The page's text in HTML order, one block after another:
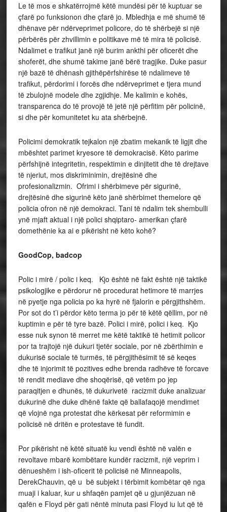
Le të mos e shkatërrojmë këtë mundësi për të kuptuar se
çfarë po funksionon dhe çfarë jo. Mbledhja e më shumë të
dhënave për ndërveprimet policore, do të shërbejë si një
përbërës për zhvillimin e politikave më të mira të policisë.
Ndalimet e trafikut janë një burim ankthi për oficerët dhe
shoferët, dhe shumë takime janë bërë tragjike. Duke pasur
një bazë të dhënash gjithëpërfshirëse të ndalimeve të
trafikut, përdorimi i forcës dhe ndërveprimet e tjera mund
të zbulojnë modele dhe zgjidhje. Me kalimin e kohës,
transparenca do të provojë të jetë një përfitim për policinë,
si dhe për komunitetet ku ata shërbejnë.
Policimi demokratik tejkalon një zbatim mekanik të ligjit dhe
mbështet parimet kryesore të demokracisë. Këto parime
përfshijnë integritetin, respektimin e dinjitetit dhe të drejtave
të njeriut, mos diskriminimin, drejtësinë dhe
profesionalizmin. Ofrimi i shërbimeve për sigurinë,
drejtësinë dhe sigurinë këto janë shërbimet themelore që
policia ofron në një demokraci. Tani të ndalim tek shembulli
ynë mjaft aktual i një polici shqiptaro- amerikan çfarë
domethënie ka ai e pikërisht në këto kohë?
GoodCop, badcop
Polic i mirë / polic i keq. Kjo është në fakt është një taktikë
psikologjike e përdorur në procedurat hetimore të marrjes
në pyetje nga policia po ka hyrë në fjalorin e përgjithshëm.
Por sot do t’i përdor këto terma jo për të këtë qëllim, por në
kuptimin e për të tyre bazë. Polici i mirë, polici i keq. Kjo
esse nuk synon të merret me këtë taktikë të hetimit policor
por ta trajtojë një dukuri tjetër sociale, por në zbërthimin e
dukurisë sociale të turmës, të përgjithësimit të së keqes
dhe të injorimit të pozitives edhe brenda radhëve të forcave
të rendit mediave dhe shoqërisë, që vetëm po jep
paraqitjen e dhunës, të dukurivetë racizmit duke analizuar
dukurinë dhe duke dhënë fakte që ballafaqojë mendimet
që vlojnë nga protestat dhe kërkesat për reformimin e
policisë në dritën e protestave të fundit.
Por pikërisht në këtë situatë ku vendi është në valën e
revoltave mbarë kombëtare kundër racizmit, një veprim i
dënueshëm i ish-oficerit të policisë në Minneapolis,
DerekChauvin, që u bë subjekt i tërbimit kombëtar që nga
muaji i kaluar, kur u shfaqën pamjet që u gjunjëzuan në
qafën e Floyd për gati nëntë minuta pasi Floyd iu lut që të